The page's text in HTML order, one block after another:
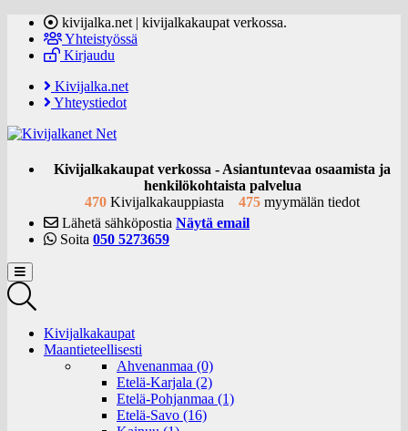
kivijalka.net | kivijalkakaupat verkossa.
Yhteistyössä
Kirjaudu
Kivijalka.net
Yhteystiedot
Kivijalkakaupat verkossa - Asiantuntevaa osaamista ja
henkilökohtaista palvelua
470 Kivijalkakauppiasta 475 myymälän tiedot
Lähetä sähköpostia Näytä email
Soita 050 5273659
Kivijalkakaupat
Maantieteellisesti
Ahvenanmaa (0)
Etelä-Karjala (2)
Etelä-Pohjanmaa (1)
Etelä-Savo (16)